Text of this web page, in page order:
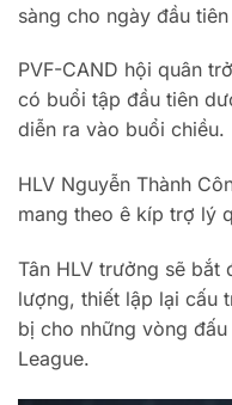
sàng cho ngày đầu
PVF-CAND hội quân
có buổi tập đầu tiên
diễn ra vào buổi chiều.
HLV Nguyễn Thành
mang theo ê kíp trợ lý
Tân HLV trưởng sẽ
lượng, thiết lập lại cấu
bị cho những vòng
League.